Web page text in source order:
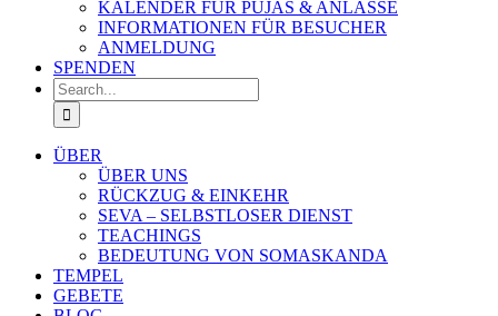
KALENDER FÜR PUJAS & ANLÄSSE
INFORMATIONEN FÜR BESUCHER
ANMELDUNG
SPENDEN
Search
for:
ÜBER
ÜBER UNS
RÜCKZUG & EINKEHR
SEVA – SELBSTLOSER DIENST
TEACHINGS
BEDEUTUNG VON SOMASKANDA
TEMPEL
GEBETE